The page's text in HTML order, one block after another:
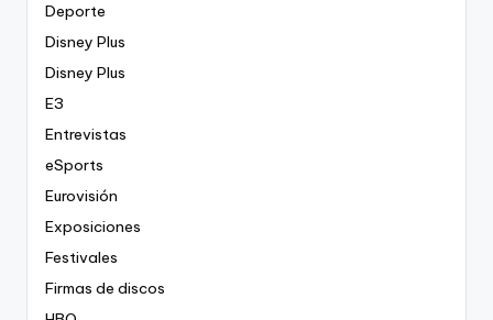
Deporte
Disney Plus
Disney Plus
E3
Entrevistas
eSports
Eurovisión
Exposiciones
Festivales
Firmas de discos